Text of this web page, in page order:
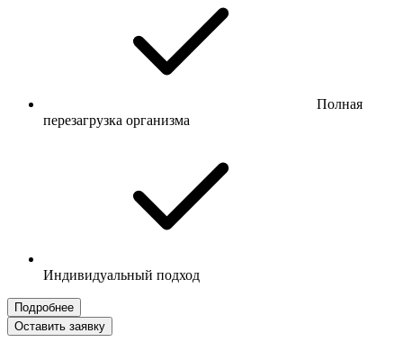
Полная
перезагрузка организма
Индивидуальный подход
Подробнее
Оставить заявку